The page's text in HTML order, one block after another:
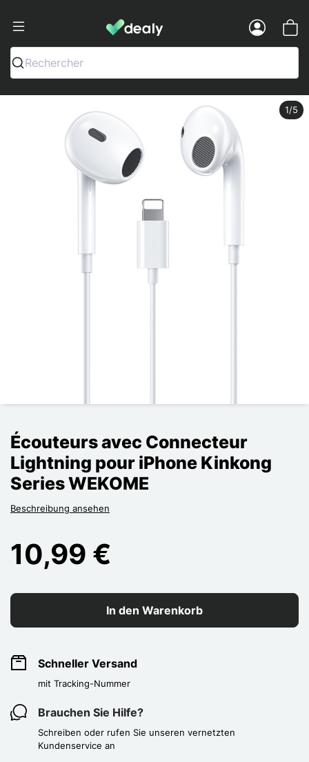
Dealy - Hüllen und Zubehör für
Rechercher
Écouteurs avec Connecteur
Lightning pour iPhone Kinkong
Series WEKOME
Beschreibung ansehen
10,99 €
In den Warenkorb
Schneller Versand
mit Tracking-Nummer
Brauchen Sie Hilfe?
Schreiben oder rufen Sie unseren vernetzten
Kundenservice an
1/5